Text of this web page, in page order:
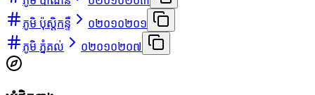
ភូមិ ប៉ុស្ដិកន្ទឺ
០២០១០២០១
ភូមិ ភ្នំគល់
០២០១០២០៧